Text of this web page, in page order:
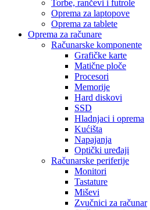
Torbe, rančevi i futrole
Oprema za laptopove
Oprema za tablete
Oprema za računare
Računarske komponente
Grafičke karte
Matične ploče
Procesori
Memorije
Hard diskovi
SSD
Hladnjaci i oprema
Kućišta
Napajanja
Optički uređaji
Računarske periferije
Monitori
Tastature
Miševi
Zvučnici za računar